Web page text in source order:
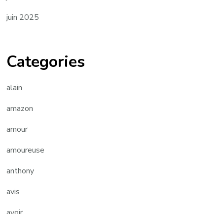
juin 2025
Categories
alain
amazon
amour
amoureuse
anthony
avis